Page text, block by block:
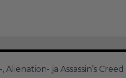
ja Assassin’s Creed